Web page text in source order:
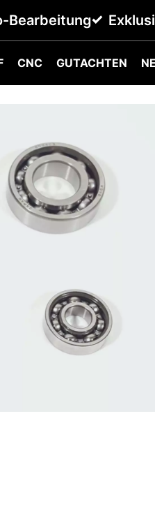
Bearbeitung
CNC GUTACHTEN